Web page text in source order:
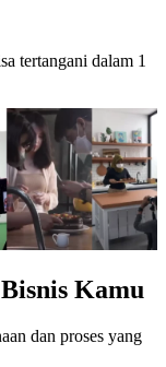
tertangani dalam 1
Kamu
dan proses yang